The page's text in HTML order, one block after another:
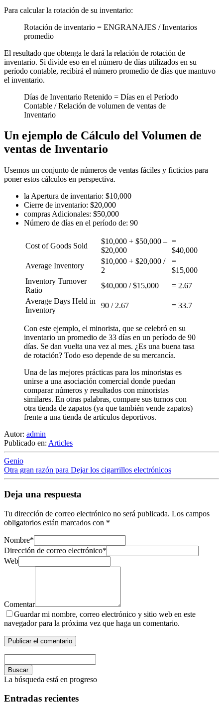
Para calcular la rotación de su inventario:
Rotación de inventario = ENGRANAJES / Inventarios
promedio
El resultado que obtenga le dará la relación de rotación de
inventario. Si divide eso en el número de días utilizados en su
período contable, recibirá el número promedio de días que mantuvo
el inventario.
Días de Inventario Retenido = Días en el Período
Contable / Relación de volumen de ventas de
Inventario
Un ejemplo de Cálculo del Volumen de
ventas de Inventario
Usemos un conjunto de números de ventas fáciles y ficticios para
poner estos cálculos en perspectiva.
la Apertura de inventario: $10,000
Cierre de inventario: $20,000
compras Adicionales: $50,000
Número de días en el período de: 90
Cost of Goods Sold
$10,000 + $50,000 –
$20,000
=
$40,000
Average Inventory
$10,000 + $20,000 /
2
=
$15,000
Inventory Turnover
Ratio
$40,000 / $15,000
= 2.67
Average Days Held in
Inventory
90 / 2.67 = 33.7
Con este ejemplo, el minorista, que se celebró en su
inventario un promedio de 33 días en un período de 90
días. Se dan vuelta una vez al mes. ¿Es una buena tasa
de rotación? Todo eso depende de su mercancía.
Una de las mejores prácticas para los minoristas es
unirse a una asociación comercial donde puedan
comparar números y resultados con minoristas
similares. En otras palabras, compare sus turnos con
otra tienda de zapatos (ya que también vende zapatos)
frente a una tienda de artículos deportivos.
Autor: admin
Publicado en: Articles
Genio
Otra gran razón para Dejar los cigarrillos electrónicos
Deja una respuesta
Tu dirección de correo electrónico no será publicada. Los campos
obligatorios están marcados con *
Nombre*
Dirección de correo electrónico*
Web
Comentar
Guardar mi nombre, correo electrónico y sitio web en este
navegador para la próxima vez que haga un comentario.
Buscar
La búsqueda está en progreso
Entradas recientes